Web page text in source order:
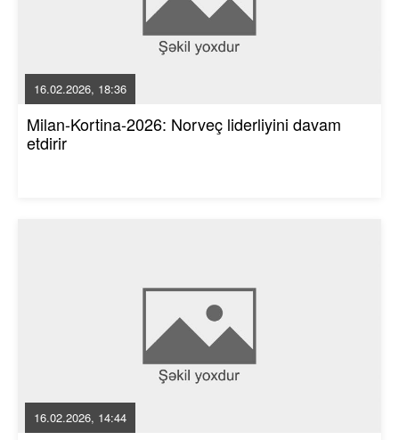
16.02.2026, 18:36
Milan-Kortina-2026: Norveç liderliyini davam
etdirir
16.02.2026, 14:44